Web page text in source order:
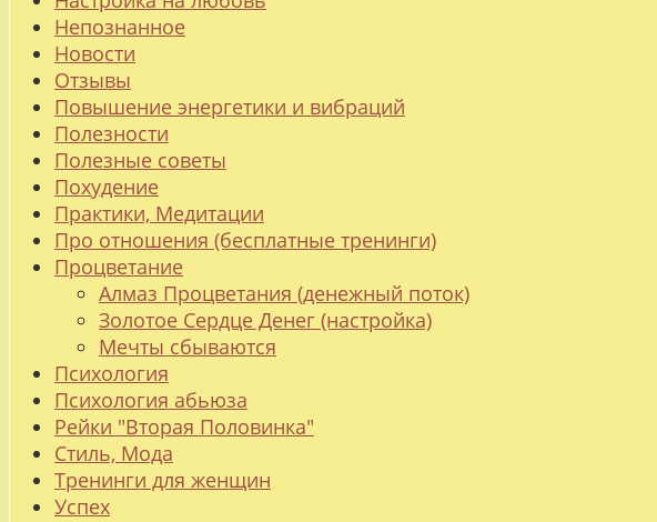
Непознанное
Новости
Отзывы
Повышение энергетики и вибраций
Полезности
Полезные советы
Похудение
Практики, Медитации
Про отношения (бесплатные тренинги)
Процветание
Алмаз Процветания (денежный поток)
Золотое Сердце Денег (настройка)
Мечты сбываются
Психология
Психология абьюза
Рейки "Вторая Половинка"
Стиль, Мода
Тренинги для женщин
Успех